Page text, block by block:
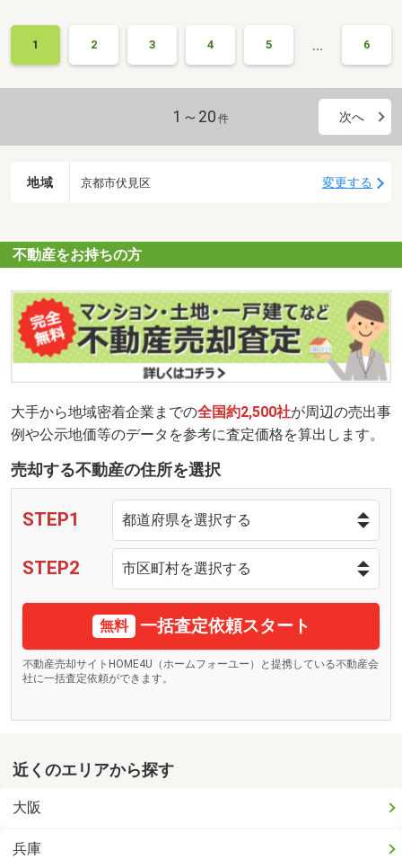
「エルエフ」は「ＬｏｎｇＦｒｉｅｎｄ」の頭文字から取りまし
た。お客様と生涯を通じた「長いお友達」でいさせていただきたい
という想いが込められております。京都でお探しのお客様、お気軽
にお問合せください。
1 2 3 4 5 … 6
1～20 件 次へ
地域 京都市伏見区 変更する
不動産をお持ちの方
大手から地域密着企業までの全国約2,500社が周辺の売出事
例や公示地価等のデータを参考に査定価格を算出します。
売却する不動産の住所を選択
STEP1
STEP2
無料 一括査定依頼スタート
不動産売却サイトHOME4U（ホームフォーユー）と提携している不動産会
社に一括査定依頼ができます。
近くのエリアから探す
大阪
兵庫